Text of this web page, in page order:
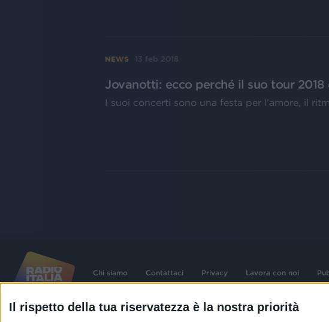
Il rispetto della tua riservatezza è la nostra priorità
NEWS 13 feb 2018
Jovanotti: ecco perché il suo tour
I suoi concerti sono una festa per l’amore, il
Chi siamo Contattaci Privacy Lavora con noi